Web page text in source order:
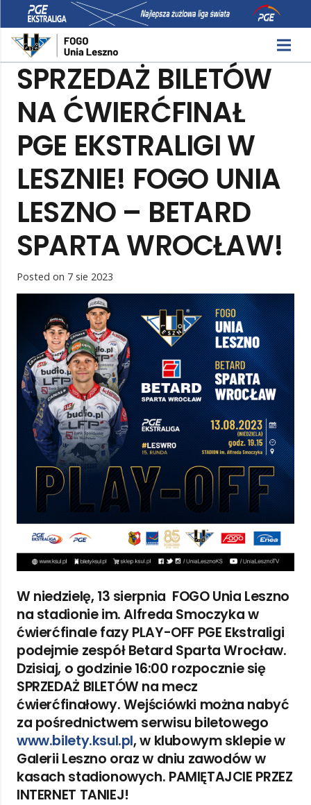
SPRZEDAŻ BILETÓW
NA ĆWIERĆFINAŁ
PGE EKSTRALIGI W
LESZNIE! FOGO UNIA
LESZNO – BETARD
SPARTA WROCŁAW!
Posted on 7 sie 2023
W niedzielę, 13 sierpnia FOGO Unia Leszno
na stadionie im. Alfreda Smoczyka w
ćwierćfinale fazy PLAY-OFF PGE Ekstraligi
podejmie zespółBetard Sparta Wrocław.
Dzisiaj, o godzinie 16:00 rozpocznie się
SPRZEDAŻ BILETÓW na mecz
ćwierćfinałowy. Wejściówki można nabyć
za pośrednictwem serwisu biletowego
www.bilety.ksul.pl, w klubowym sklepie w
Galerii Leszno oraz w dniu zawodów w
kasach stadionowych. PAMIĘTAJCIE PRZEZ
INTERNET TANIEJ!